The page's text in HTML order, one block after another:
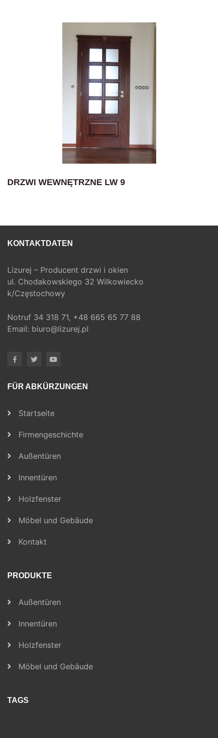
DRZWI WEWNĘTRZNE LW 9
KONTAKTDATEN
Lizurej – Producent drzwi i okien
ul. Chodakowskiego 32 Wilkowiecko
k/Częstochowy
Notruf 34 318 71, +48 665 65 77 88
Email: biuro@lizurej.pl
FÜR ABKÜRZUNGEN
Startseite
Firmengeschichte
Außentüren
Innentüren
Holzfenster
Möbel und Gebäude
Kontakt
PRODUKTE
Außentüren
Innentüren
Holzfenster
Möbel und Gebäude
TAGS